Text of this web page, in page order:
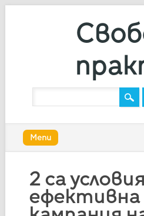
Main menu
content
Menu
2 са
ефективна